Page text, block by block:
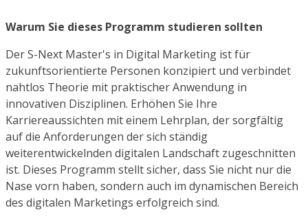
Warum Sie dieses Programm studieren sollten
Der S-Next Master's in Digital Marketing ist für
zukunftsorientierte Personen konzipiert und verbindet
nahtlos Theorie mit praktischer Anwendung in
innovativen Disziplinen. Erhöhen Sie Ihre
Karriereaussichten mit einem Lehrplan, der sorgfältig
auf die Anforderungen der sich ständig
weiterentwickelnden digitalen Landschaft zugeschnitten
ist. Dieses Programm stellt sicher, dass Sie nicht nur die
Nase vorn haben, sondern auch im dynamischen Bereich
des digitalen Marketings erfolgreich sind.